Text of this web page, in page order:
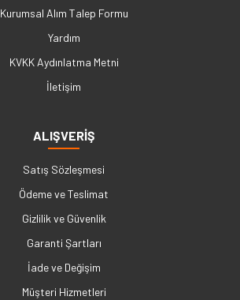
Kurumsal Alım Talep Formu
Yardım
KVKK Aydınlatma Metni
İletişim
ALIŞVERİŞ
Satış Sözleşmesi
Ödeme ve Teslimat
Gizlilik ve Güvenlik
Garanti Şartları
İade ve Değişim
Müşteri Hizmetleri